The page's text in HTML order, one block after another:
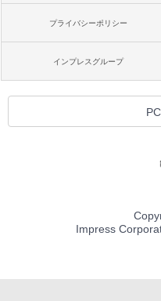
プライバシーポリシー
インプレスグループ
Impress